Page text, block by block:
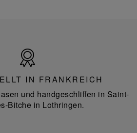
Frankreich
IN FRANKREICH
und handgeschliffen in Saint-
Bitche in Lothringen.